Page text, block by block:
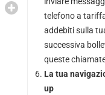
telefono a
addebiti sulla
successiva
queste
La tua
up